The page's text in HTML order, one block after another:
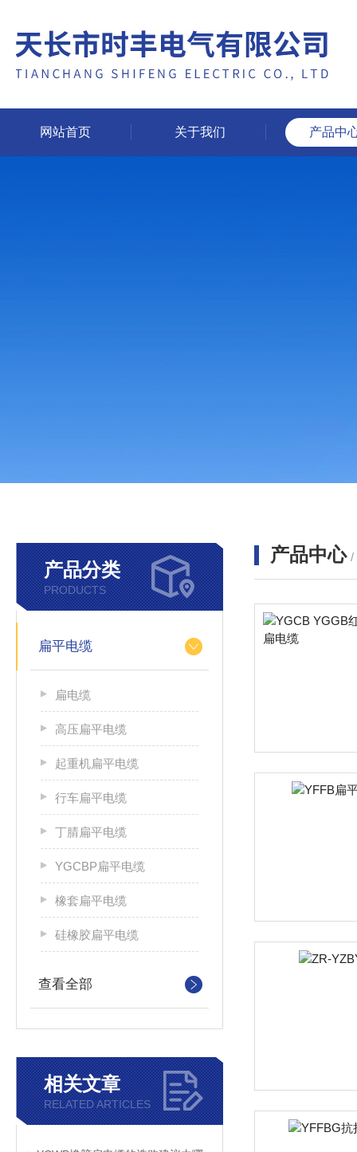
网站首页 关于我们 产品中
产品分类
PRODUCTS
扁平电缆
扁电缆
高压扁平电缆
起重机扁平电缆
行车扁平电缆
丁腈扁平电缆
YGCBP扁平电缆
橡套扁平电缆
硅橡胶扁平电缆
查看全部
相关文章
RELATED ARTICLES
产品中心 /